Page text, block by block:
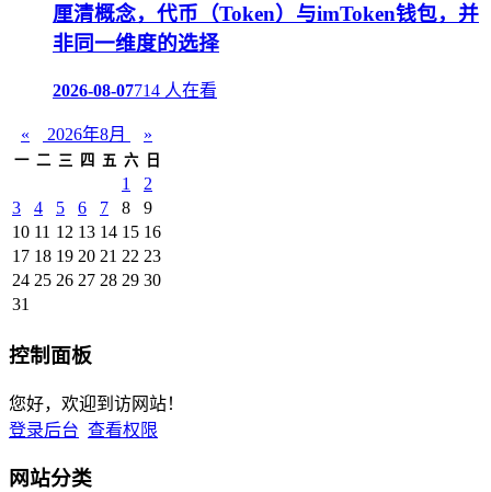
厘清概念，代币（Token）与imToken钱包，并
非同一维度的选择
2026-08-07714 人在看
« 2026年8月 »
一 二 三 四 五 六 日
1
2
3
4 5 6 7 8
9
10 11 12 13 14 15 16
17 18 19 20 21 22 23
24 25 26 27 28 29 30
31
控制面板
您好，欢迎到访网站！
登录后台 查看权限
网站分类